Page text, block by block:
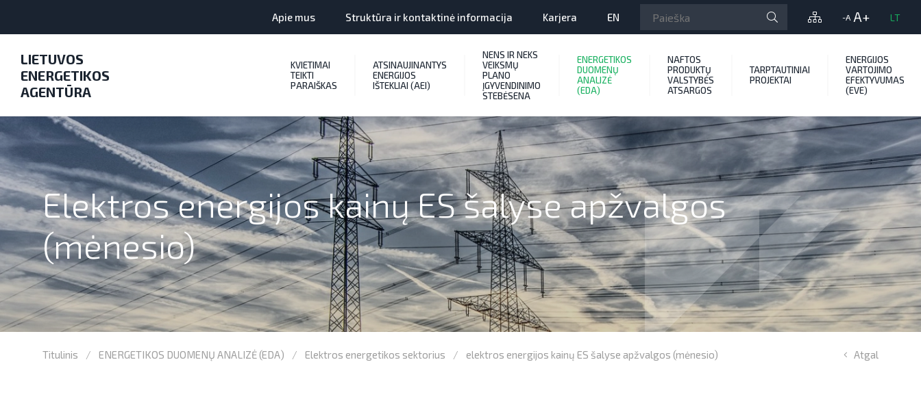
LIETUVOS
ENERGETIKOS
AGENTŪRA
Apie mus Struktūra ir kontaktinė informacija Karjera EN -A A+ LT
KVIETIMAI
TEIKTI
PARAIŠKAS
ATSINAUJINANTYS
ENERGIJOS
IŠTEKLIAI (AEI)
NENS IR NEKS
VEIKSMŲ
PLANO
ĮGYVENDINIMO
STEBĖSENA
ENERGETIKOS
DUOMENŲ
ANALIZĖ
(EDA)
NAFTOS
PRODUKTŲ
VALSTYBĖS
ATSARGOS
TARPTAUTINIAI
PROJEKTAI
ENERGIJOS
VARTOJIMO
EFEKTYVUMAS
(EVE)
Elektros energijos kainų ES šalyse apžvalgos
(mėnesio)
Titulinis ENERGETIKOS DUOMENŲ ANALIZĖ (EDA) Elektros energetikos sektorius elektros energijos kainų ES šalyse apžvalgos (mėnesio) Atgal